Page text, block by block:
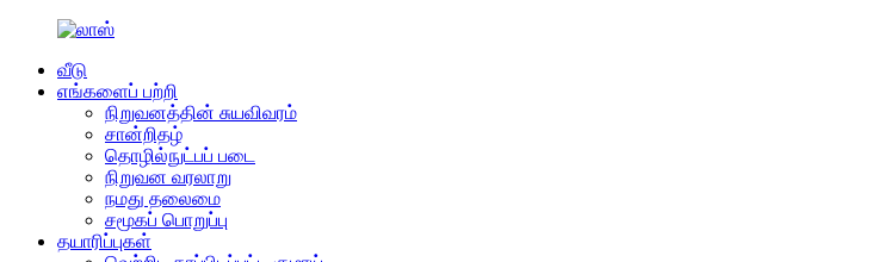
வீடு
எங்களைப் பற்றி
நிறுவனத்தின் சுயவிவரம்
சான்றிதழ்
தொழில்நுட்பப் படை
நிறுவன வரலாறு
நமது தலைமை
சமூகப் பொறுப்பு
தயாரிப்புகள்